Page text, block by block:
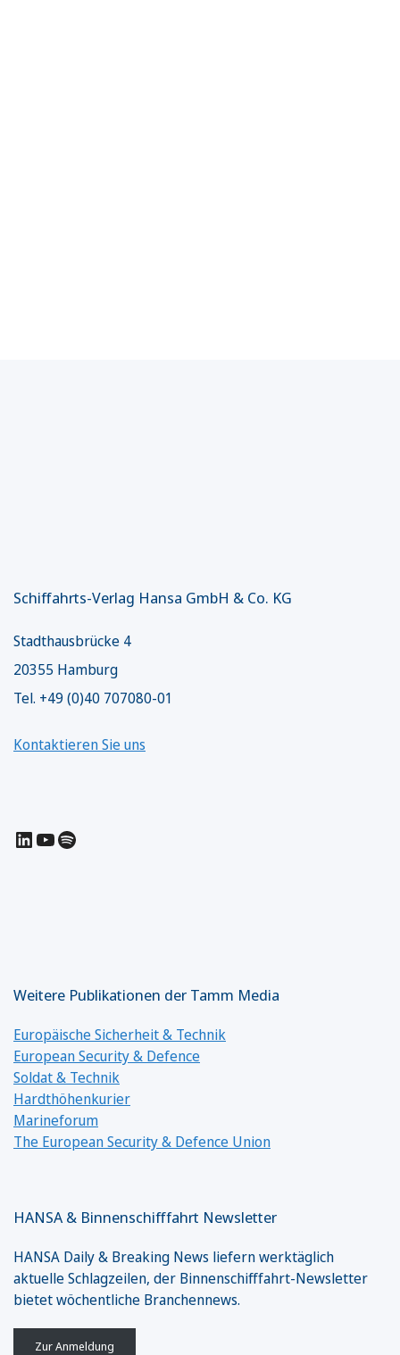
Schiffahrts-Verlag Hansa GmbH & Co. KG
Stadthausbrücke 4
20355 Hamburg
Tel. +49 (0)40 707080-01
Kontaktieren Sie uns
LinkedIn
YouTube
Spotify
Weitere Publikationen der Tamm Media
Europäische Sicherheit & Technik
European Security & Defence
Soldat & Technik
Hardthöhenkurier
Marineforum
The European Security & Defence Union
HANSA & Binnenschifffahrt Newsletter
HANSA Daily & Breaking News liefern werktäglich
aktuelle Schlagzeilen, der Binnenschifffahrt-Newsletter
bietet wöchentliche Branchennews.
Zur Anmeldung